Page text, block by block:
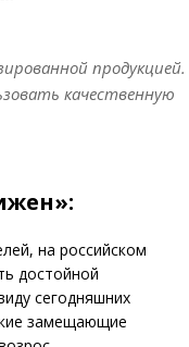
продукцией.
качественную
на российском
достойной
сегодняшних
замещающие